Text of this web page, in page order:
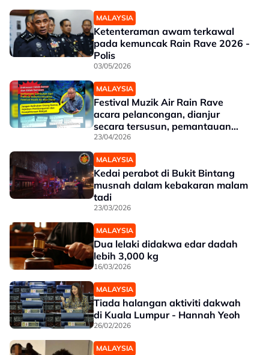
MALAYSIA
Ketenteraman awam terkawal
pada kemuncak Rain Rave 2026 -
Polis
03/05/2026
MALAYSIA
Festival Muzik Air Rain Rave
acara pelancongan, dianjur
secara tersusun, pemantauan
ketat - Tiong
23/04/2026
MALAYSIA
Kedai perabot di Bukit Bintang
musnah dalam kebakaran malam
tadi
23/03/2026
MALAYSIA
Dua lelaki didakwa edar dadah
lebih 3,000 kg
16/03/2026
MALAYSIA
Tiada halangan aktiviti dakwah
di Kuala Lumpur - Hannah Yeoh
26/02/2026
MALAYSIA